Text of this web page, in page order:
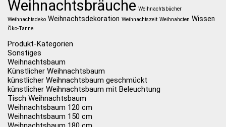
Weihnachtsbräuche Weihnachtsbücher
Weihnachtsdeko Weihnachtsdekoration Weihnachtszeit Weihnahcten Wissen
Öko-Tanne
Produkt-Kategorien
Sonstiges
Weihnachtsbaum
Künstlicher Weihnachtsbaum
künstlicher Weihnachtsbaum geschmückt
künstlicher Weihnachtsbaum mit Beleuchtung
Tisch Weihnachtsbaum
Weihnachtsbaum 120 cm
Weihnachtsbaum 150 cm